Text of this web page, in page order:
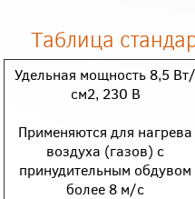
Таблица
Удельная мощность 8,5 Вт/
см2, 230 В
Применяются для нагрева
воздуха (газов) с
принудительным обдувом
более 8 м/с